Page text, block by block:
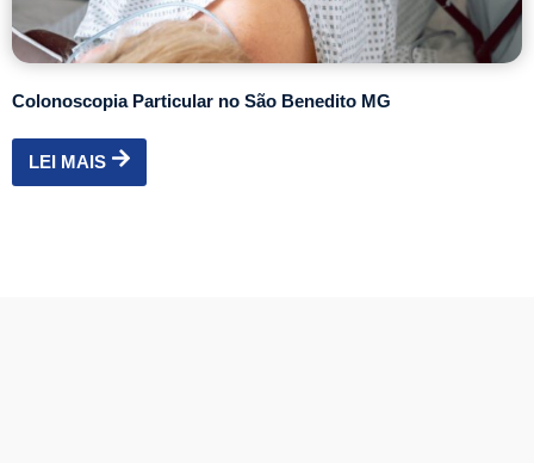
Colonoscopia Particular no São Benedito MG
LEI MAIS